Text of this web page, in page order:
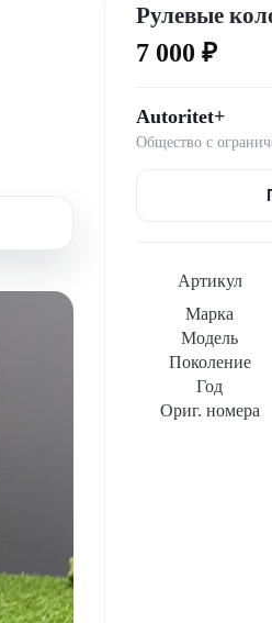
Рулевые
7 000 ₽
Autoritet+
Общество с
Артикул
Марка
Модель
Поколение
Год
Ориг. номера